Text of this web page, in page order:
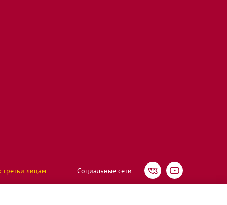
третьи лицам Социальные сети
ИНН 5005065515 | ОГРН 1185022003396